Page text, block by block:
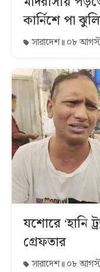
কার্নিশে পা
সারাদেশ ০৮
যশোরে ‘হানি
গ্রেফতার
সারাদেশ ০৮